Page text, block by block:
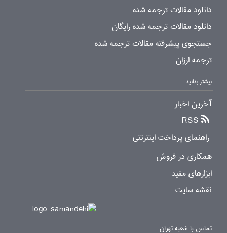
دانلود مقالات ترجمه شده
دانلود مقالات ترجمه شده رایگان
جستجوی پیشرفته مقالات ترجمه شده
ترجمه ارزان
بیشتر بدانید
آخرین اخبار
RSS
راهنمای پرداخت اینترنتی
همکاری در فروش
ابزارهای مفید
نقشه سایت
تماس با شعبه تهران